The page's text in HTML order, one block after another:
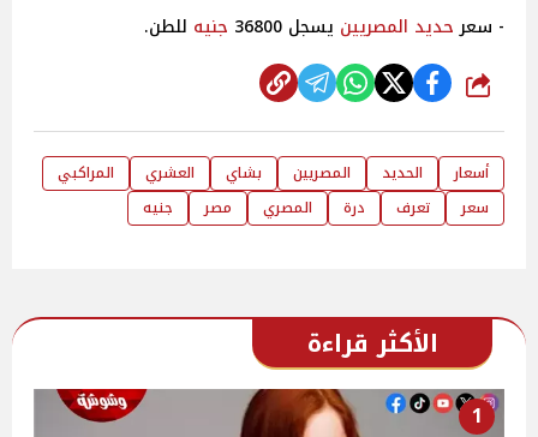
- سعرحديد المصريين يسجل 36800 جنيه للطن.
شارك
أسعار الحديد المصريين بشاي العشري
المراكبي
سعر
تعرف درة المصري مصر جنيه
الأكثر قراءة
1